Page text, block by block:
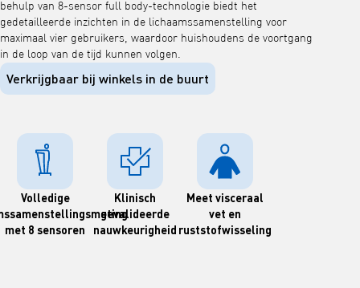
behulp van 8-sensor full body-technologie biedt het
gedetailleerde inzichten in de lichaamssamenstelling voor
maximaal vier gebruikers, waardoor huishoudens de voortgang
in de loop van de tijd kunnen volgen.
Verkrijgbaar bij winkels in de buurt
Volledige
met 8 sensoren
Klinisch
gevalideerde
nauwkeurigheid
Meet visceraal
vet en
ruststofwisseling